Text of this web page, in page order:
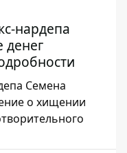
нардепа
денег
Семена
о хищении